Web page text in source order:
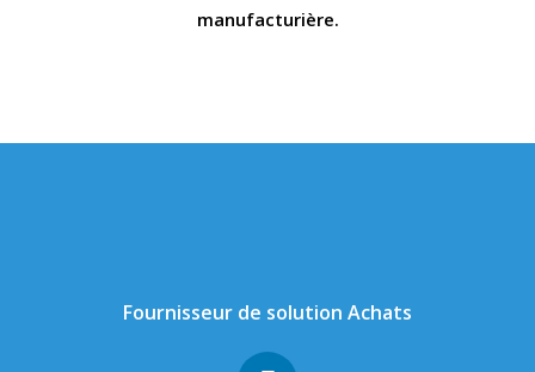
manufacturière.
Fournisseur de solution Achats